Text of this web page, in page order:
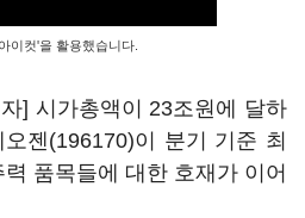
이컷'을 활용했습니다.
] 시가총액이 23조원에 달하
오젠(196170)이 분기 기준 최
품목들에 대한 호재가 이어